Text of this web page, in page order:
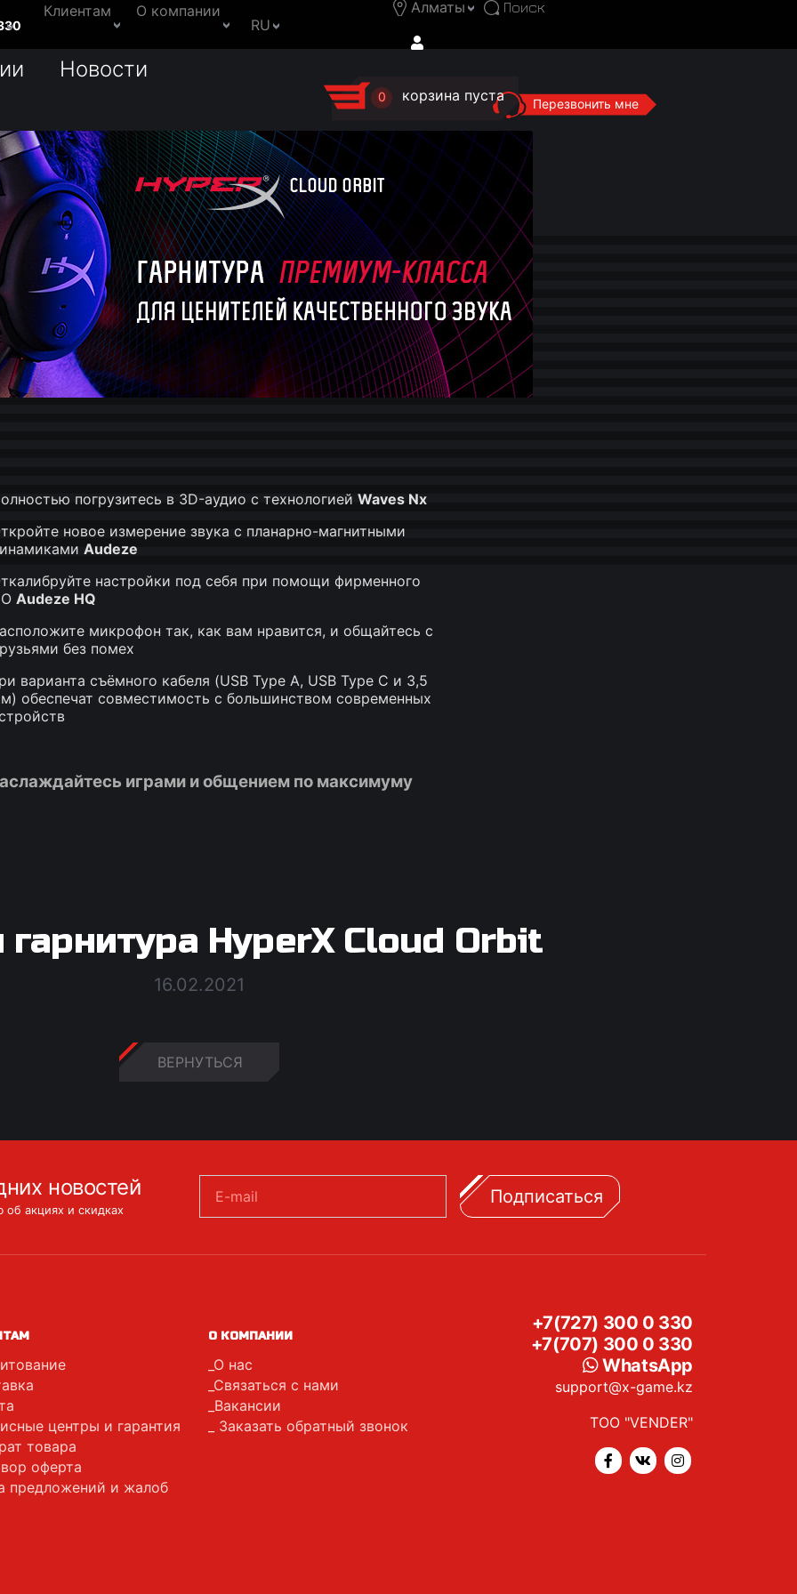
Клиентам
О компании
RU
Алматы
0 корзина пуста Перезвонить мне
Новости
ВЕРНУТЬСЯ
16.02.2021
гарнитура HyperX Cloud Orbit
погрузитесь в 3D-аудио с технологией Waves Nx
новое измерение звука с планарно-магнитными
Audeze
настройки под себя при помощи фирменного
Audeze HQ
микрофон так, как вам нравится, и общайтесь с
без помех
варианта съёмного кабеля (USB Type A, USB Type C и 3,5
обеспечат совместимость с большинством современных
играми и общением по максимуму
новостей
акциях и скидках
E-mail Подписаться
центры и гарантия
товара
оферта
предложений и жалоб
О КОМПАНИИ
О нас
Связаться с нами
Вакансии
Заказать обратный звонок
+7(727) 300 0 330
+7(707) 300 0 330
WhatsApp
support@x-game.kz
ТОО "VENDER"